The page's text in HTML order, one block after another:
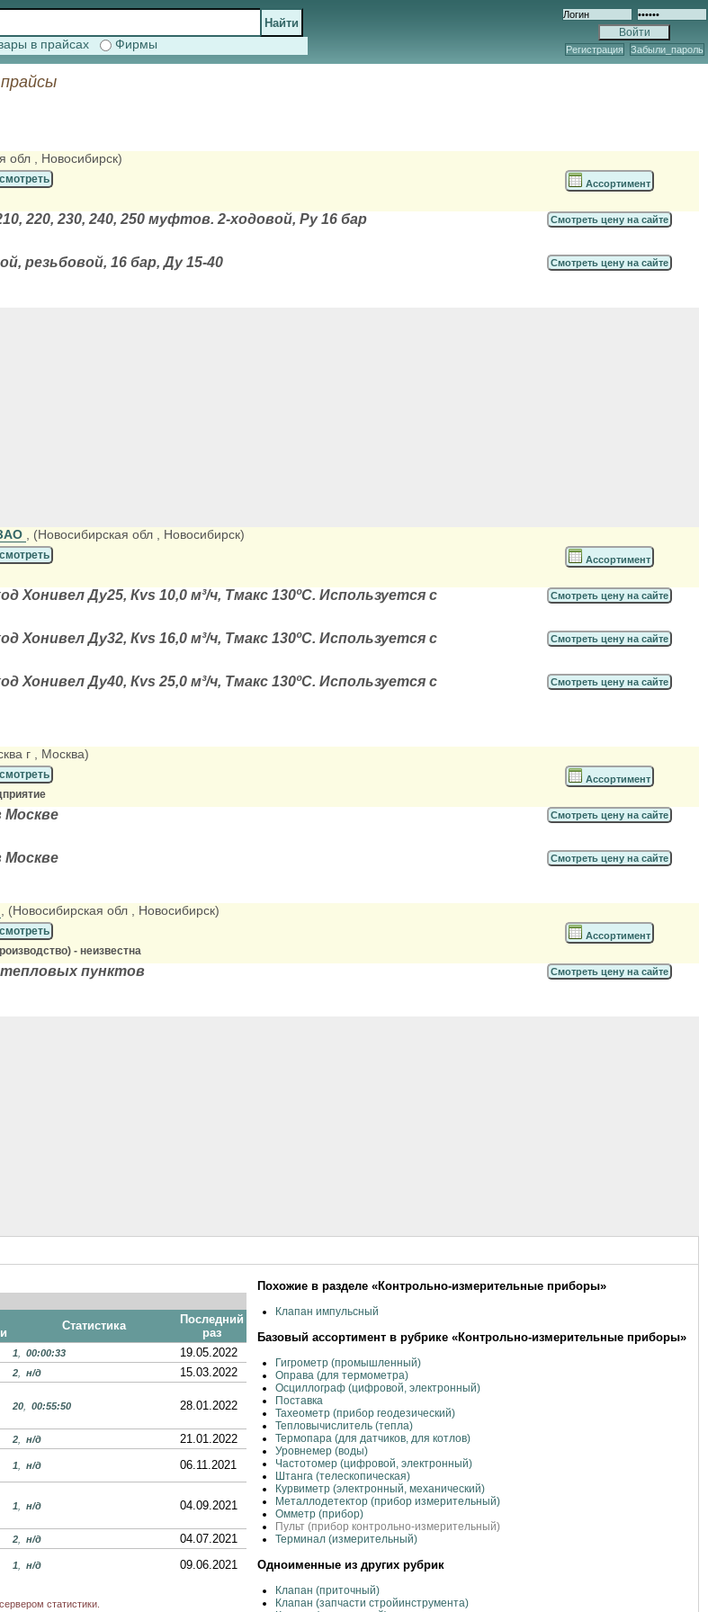
в прайсах Фирмы Регистрация Забыли_пароль
обл , Новосибирск)
Ассортимент
220, 230, 240, 250 муфтов. 2-ходовой, Ру 16 бар Смотреть цену на сайте
резьбовой, 16 бар, Ду 15-40 Смотреть цену на сайте
, (Новосибирская обл , Новосибирск)
Ассортимент
Хонивел Ду25, Кvs 10,0 м³/ч, Тмакс 130ºС. Используется с
Смотреть цену на сайте
Хонивел Ду32, Кvs 16,0 м³/ч, Тмакс 130ºС. Используется с
Смотреть цену на сайте
Хонивел Ду40, Кvs 25,0 м³/ч, Тмакс 130ºС. Используется с
Смотреть цену на сайте
г , Москва)
Ассортимент
Москве Смотреть цену на сайте
Москве Смотреть цену на сайте
, (Новосибирская обл , Новосибирск)
- неизвестна
Ассортимент
тепловых пунктов Смотреть цену на сайте
Статистика
Последний
раз
1 00:00:33
19.05.2022
2 н/д 15.03.2022
20 00:55:50 28.01.2022
2 н/д
21.01.2022
1 н/д
06.11.2021
1 н/д 04.09.2021
2 н/д
04.07.2021
1 н/д
09.06.2021
статистики.
Похожие в разделе «Контрольно-измерительные приборы»
Клапан импульсный
Базовый ассортимент в рубрике «Контрольно-измерительные приборы»
Гигрометр (промышленный)
Оправа (для термометра)
Осциллограф (цифровой, электронный)
Поставка
Тахеометр (прибор геодезический)
Тепловычислитель (тепла)
Термопара (для датчиков, для котлов)
Уровнемер (воды)
Частотомер (цифровой, электронный)
Штанга (телескопическая)
Курвиметр (электронный, механический)
Металлодетектор (прибор измерительный)
Омметр (прибор)
Пульт (прибор контрольно-измерительный)
Терминал (измерительный)
Одноименные из других рубрик
Клапан (приточный)
Клапан (запчасти стройинструмента)